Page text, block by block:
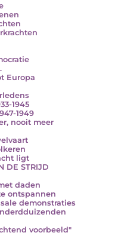
Europa
1945
1949
nooit meer
ligt
DE STRIJD
daden
ontspannen
demonstraties
voorbeeld"